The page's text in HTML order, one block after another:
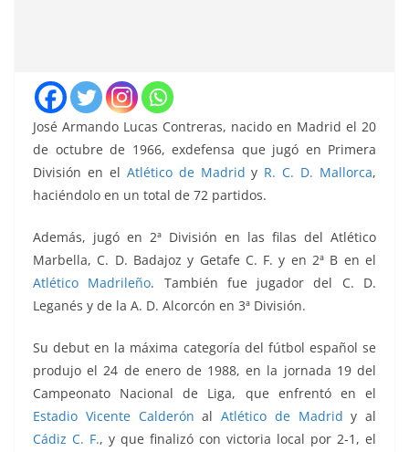
José Armando Lucas Contreras, nacido en Madrid el 20
de octubre de 1966, exdefensa que jugó en Primera
División en el Atlético de Madrid y R. C. D. Mallorca,
haciéndolo en un total de 72 partidos.
Además, jugó en 2ª División en las filas del Atlético
Marbella, C. D. Badajoz y Getafe C. F. y en 2ª B en el
Atlético Madrileño. También fue jugador del C. D.
Leganés y de la A. D. Alcorcón en 3ª División.
Su debut en la máxima categoría del fútbol español se
produjo el 24 de enero de 1988, en la jornada 19 del
Campeonato Nacional de Liga, que enfrentó en el
Estadio Vicente Calderón al Atlético de Madrid y al
Cádiz C. F., y que finalizó con victoria local por 2-1, el